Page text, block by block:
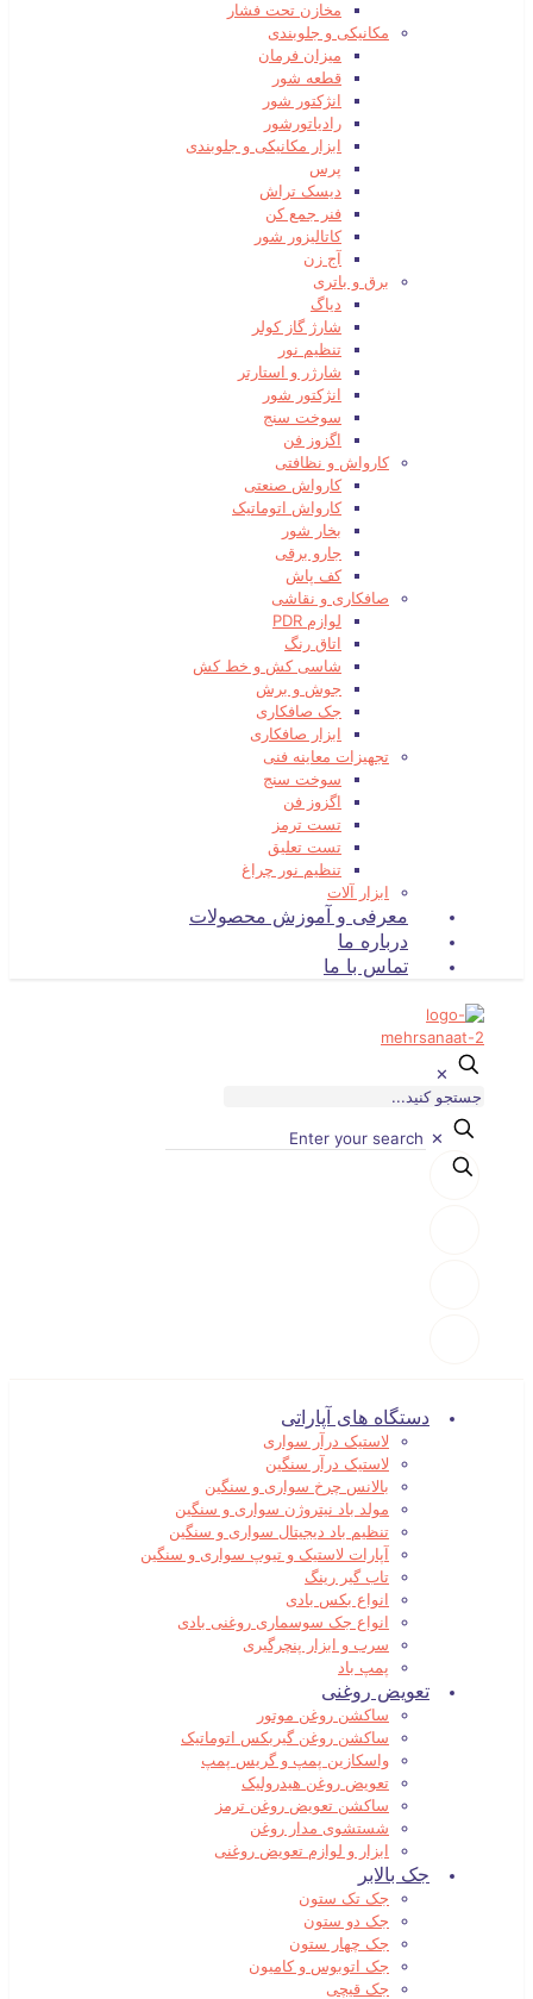
مخازن تحت فشار
مکانیکی و جلوبندی
میزان فرمان
قطعه شور
انژکتور شور
رادیاتورشور
ابزار مکانیکی و جلوبندی
پرس
دیسک تراش
فنر جمع کن
کاتالیزور شور
آج زن
برق و باتری
دیاگ
شارژ گاز کولر
تنظیم نور
شارژر و استارتر
انژکتور شور
سوخت سنج
اگزوز فن
کارواش و نظافتی
کارواش صنعتی
کارواش اتوماتیک
بخار شور
جارو برقی
کف پاش
صافکاری و نقاشی
لوازم PDR
اتاق رنگ
شاسی کش و خط کش
جوش و برش
جک صافکاری
ابزار صافکاری
تجهیزات معاینه فنی
سوخت سنج
اگزوز فن
تست ترمز
تست تعلیق
تنظیم نور چراغ
ابزار آلات
معرفی و آموزش محصولات
درباره ما
تماس با ما
✕
✕
دستگاه های آپاراتی
لاستیک درآر سواری
لاستیک درآر سنگین
بالانس چرخ سواری و سنگین
مولد باد نیتروژن سواری و سنگین
تنظیم باد دیجیتال سواری و سنگین
آپارات لاستیک و تیوپ سواری و سنگین
تاب گیر رینگ
انواع بکس بادی
انواع جک سوسماری روغنی بادی
سرب و ابزار پنچرگیری
پمپ باد
تعویض روغنی
ساکشن روغن موتور
ساکشن روغن گیربکس اتوماتیک
واسکازین پمپ و گریس پمپ
تعویض روغن هیدرولیک
ساکشن تعویض روغن ترمز
شستشوی مدار روغن
ابزار و لوازم تعویض روغنی
جک بالابر
جک تک ستون
جک دو ستون
جک چهار ستون
جک اتوبوس و کامیون
جک قیچی